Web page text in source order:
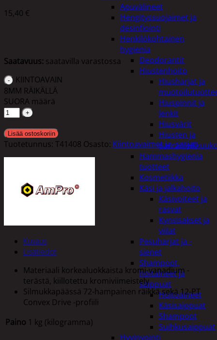
Apuvälineet
Hengityssuojaimet ja
desinfiointi
Henkilökohtainen
hygienia
Deodorantit
Hiustenhoito
Hiusharjat ja
Hiuspinnit ja
lenkit
Hiusvärit
Hiusten ja
Hammashygienia
tuotteet
Kosmetiikka
Käsi ja jalkahoito
Käsivoiteet ja
rasvat
Kynsisakset ja
viilat
Pesuharjat ja -
sienet
Shampoot,
hoitaineet ja
saippuat
Hoitoaineet
Käsisaippuat
Shampoot
Suihkusaippuat
Hyvinvointi
15,40 €
Saatavuus: saatavilla varastossa
KIINTOAVAIN
8MM RÄIKÄLLÄ
SUORA määrä
Lisää ostoskoriin
Tuotetunnus: T41408 Osasto: Kiintoavaimet ja -sarjat
Kuvaus
Lisätiedot
Materiaali korkealuokkaista kromi-vanadium -
terästä, kiillotettu kromiviimeistely
Silmukkapäässä 72-hampainen räikkä sekä 12-PT
Convex Drive -profiili
Paino 1 kg (kilogramma)